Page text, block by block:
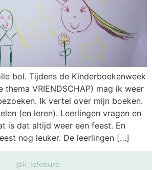
bol. Tijdens de Kinderboekenweek
thema VRIENDSCHAP) mag ik weer
Ik vertel over mijn boeken.
(en leren). Leerlingen vragen en
is dat altijd weer een feest. En
nog leuker. De leerlingen […]
@li_lefebure